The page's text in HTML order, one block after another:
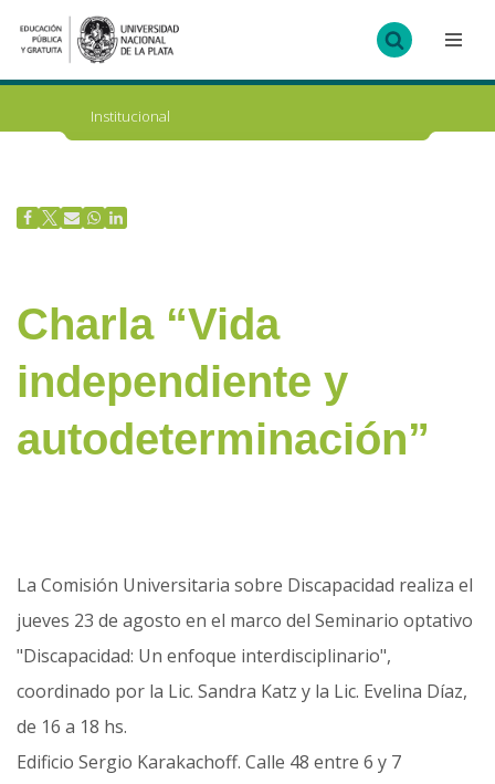
Ir
al
Institucional
Charla “Vida
independiente y
autodeterminación”
La Comisión Universitaria sobre Discapacidad realiza el
jueves 23 de agosto en el marco del Seminario optativo
"Discapacidad: Un enfoque interdisciplinario",
coordinado por la Lic. Sandra Katz y la Lic. Evelina Díaz,
de 16 a 18 hs.
Edificio Sergio Karakachoff. Calle 48 entre 6 y 7